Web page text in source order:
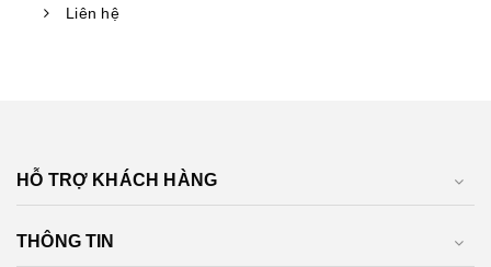
Liên hệ
HỖ TRỢ KHÁCH HÀNG
THÔNG TIN